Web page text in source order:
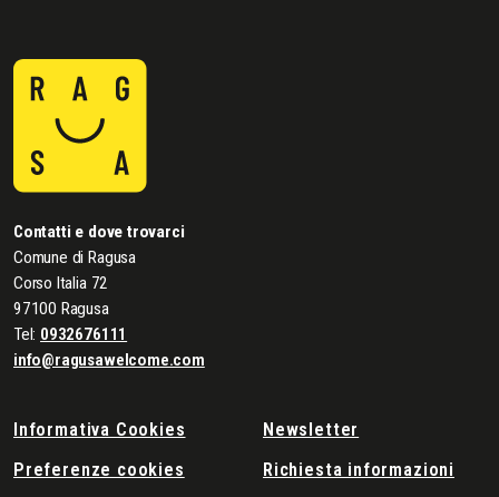
Contatti e dove trovarci
Comune di Ragusa
Corso Italia 72
97100 Ragusa
Tel: 0932676111
info@ragusawelcome.com
Informativa Cookies
Preferenze cookies
Newsletter
Richiesta informazioni